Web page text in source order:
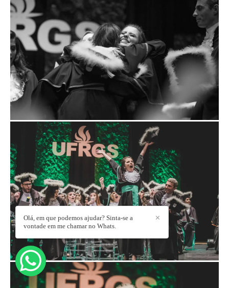
✕
Olá, em que podemos ajudar? Sinta-se a
vontade em me chamar no Whats.